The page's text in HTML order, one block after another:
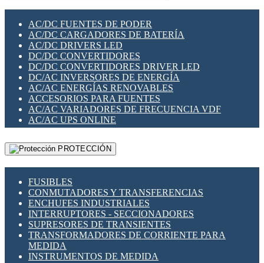
SWITCH Y MICROSWITCH
TARJETAS PI
UNIÓN Y DERIVACIÓN DE CABLE
PLACAS MODULARES IOT
SWITCHES Y REDES WIFI
SOLUCIONES IOT
SOLUCIONES LORAWAN
SOLUCIONES RED CELULAR
SEGURIDAD PARA REDES
SWITCHES LAN
TELEFONÍA IP (VOIP)
VIGILANCIA IP (CCTV)
MESHTASTIC
AC/DC FUENTES DE PODER
AC/DC CARGADORES DE BATERÍA
AC/DC DRIVERS LED
DC/DC CONVERTIDORES
DC/DC CONVERTIDORES DRIVER LED
DC/AC INVERSORES DE ENERGÍA
AC/AC ENERGÍAS RENOVABLES
ACCESORIOS PARA FUENTES
AC/AC VARIADORES DE FRECUENCIA VDF
AC/AC UPS ONLINE
PROTECCIÓN
FUSIBLES
CONMUTADORES Y TRANSFERENCIAS
ENCHUFES INDUSTRIALES
INTERRUPTORES - SECCIONADORES
SUPRESORES DE TRANSIENTES
TRANSFORMADORES DE CORRIENTE PARA
MEDIDA
INSTRUMENTOS DE MEDIDA